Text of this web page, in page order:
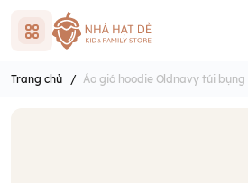
Trang chủ / Áo gió hoodie Oldnavy túi